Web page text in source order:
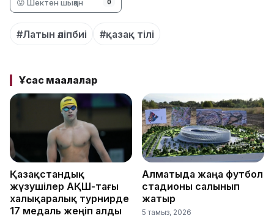
😡 Шектен шыққан 0
#Латын әліпбиі #қазақ тілі
Ұқсас мақалалар
Қазақстандық
жүзушілер АҚШ-тағы
халықаралық турнирде
17 медаль жеңіп алды
Алматыда жаңа футбол
стадионы салынып
жатыр
5 тамыз, 2026